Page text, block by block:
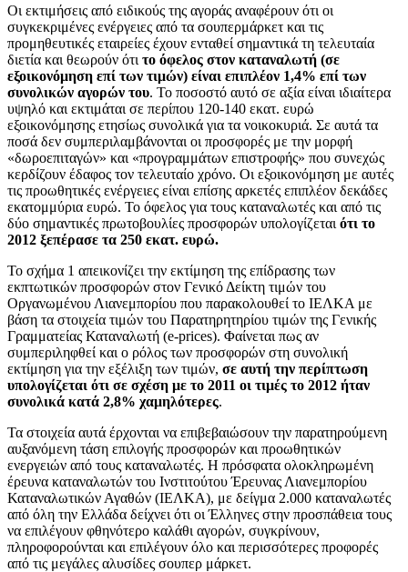
Οι εκτιμήσεις από ειδικούς της αγοράς αναφέρουν ότι οι
συγκεκριμένες ενέργειες από τα σουπερμάρκετ και τις
προμηθευτικές εταιρείες έχουν ενταθεί σημαντικά τη τελευταία
διετία και θεωρούν ότι το όφελος στον καταναλωτή (σε
εξοικονόμηση επί των τιμών) είναι επιπλέον 1,4% επί των
συνολικών αγορών του. Το ποσοστό αυτό σε αξία είναι ιδιαίτερα
υψηλό και εκτιμάται σε περίπου 120-140 εκατ. ευρώ
εξοικονόμησης ετησίως συνολικά για τα νοικοκυριά. Σε αυτά τα
ποσά δεν συμπεριλαμβάνονται οι προσφορές με την μορφή
«δωροεπιταγών» και «προγραμμάτων επιστροφής» που συνεχώς
κερδίζουν έδαφος τον τελευταίο χρόνο. Οι εξοικονόμηση με αυτές
τις προωθητικές ενέργειες είναι επίσης αρκετές επιπλέον δεκάδες
εκατομμύρια ευρώ. Το όφελος για τους καταναλωτές και από τις
δύο σημαντικές πρωτοβουλίες προσφορών υπολογίζεται ότι το
2012 ξεπέρασε τα 250 εκατ. ευρώ.
Το σχήμα 1 απεικονίζει την εκτίμηση της επίδρασης των
εκπτωτικών προσφορών στον Γενικό Δείκτη τιμών του
Οργανωμένου Λιανεμπορίου που παρακολουθεί το ΙΕΛΚΑ με
βάση τα στοιχεία τιμών του Παρατηρητηρίου τιμών της Γενικής
Γραμματείας Καταναλωτή (e-prices). Φαίνεται πως αν
συμπεριληφθεί και ο ρόλος των προσφορών στη συνολική
εκτίμηση για την εξέλιξη των τιμών, σε αυτή την περίπτωση
υπολογίζεται ότι σε σχέση με το 2011 οι τιμές το 2012 ήταν
συνολικά κατά 2,8% χαμηλότερες.
Τα στοιχεία αυτά έρχονται να επιβεβαιώσουν την παρατηρούμενη
αυξανόμενη τάση επιλογής προσφορών και προωθητικών
ενεργειών από τους καταναλωτές. Η πρόσφατα ολοκληρωμένη
έρευνα καταναλωτών του Ινστιτούτου Έρευνας Λιανεμπορίου
Καταναλωτικών Αγαθών (ΙΕΛΚΑ), με δείγμα 2.000 καταναλωτές
από όλη την Ελλάδα δείχνει ότι οι Έλληνες στην προσπάθεια τους
να επιλέγουν φθηνότερο καλάθι αγορών, συγκρίνουν,
πληροφορούνται και επιλέγουν όλο και περισσότερες προφορές
από τις μεγάλες αλυσίδες σουπερ μάρκετ.